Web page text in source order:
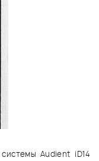
Audient iD14